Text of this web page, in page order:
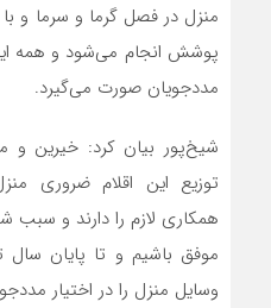
منزل در فصل گرما و سرما و
پوشش انجام می‌شود و همه
مددجویان صورت می‌گیرد.
شیخ‌پور بیان کرد: خیرین و
توزیع این اقلام ضروری
همکاری لازم را دارند و سبب
موفق باشیم و تا پایان سال
وسایل منزل را در اختیار